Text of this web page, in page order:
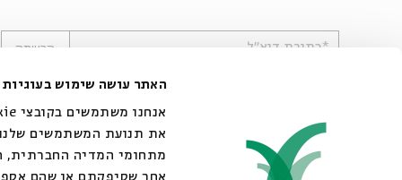
האתר עושה שימוש בעוגיות
את תנועת המשתמשים
מתחומי המדיה החברתית,
אחר שסיפקתם או שהם
*כתובת דוא"ל הרשמה